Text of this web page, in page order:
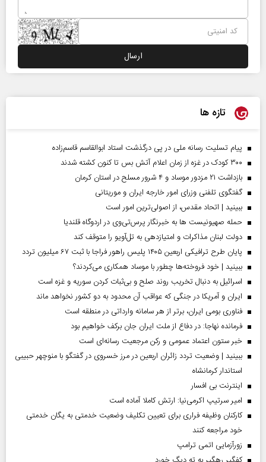
تازه ها
پیام تسلیت رسانه ملی در پی درگذشت استاد ابوالقاسم قاسم‌زاده
۳۰۰ کودک در غزه از زمان اعلام آتش بس تا کنون کشته شدند
بازداشت ۲۱ مزدور موساد و ۴ شرور مسلح در استان کرمان
گفتگوی تلفنی وزرای امور خارجه ایران و موریتانی
ببینید | اتحاد مقدس، از اصولی‌ترین امور است
حمله صهیونیست ها به خبرنگار پرس‌تی‌وی در اردوگاه قلندیا
دولت لبنان مذاکرات و امتیازدهی به تل‌آویو را متوقف کند
پایان طرح ترافیکی اربعین ۱۴۰۵ پلیس راهور فراجا با ثبت ۶۷ میلیون تردد
ببینید | خود فروخته‌ها چطور با موساد همکاری می‌کردند؟
اسرائیل به دنبال تخریب روند صلح و بی‌ثبات کردن سوریه و غزه است
ایران و آمریکا در جنگی که عواقب آن محدود به دو کشور نخواهد ماند
فناوری بومی ایران، برتر از هر سامانه وارداتی در منطقه است
فرمانده نهاجا: در دفاع از ملت ایران جان برکف خواهیم بود
خبر ستون اعتماد عمومی و رکن مرجعیت رسانه‌ای است
ببینید | وضعیت تردد زائران اربعین در مرز خسروی در گفتگو با منوچهر حبیبی
استاندار کرمانشاه
اینترنت بی افسار
امیر سرتیپ اکرمی‌نیا: ارتش کاملا آماده است
کارکنان وظیفه فراری برای تعیین تکلیف وضعیت خدمتی به یگان خدمتی
خود مراجعه کنند
زورآزمایی اتمی ترامپ